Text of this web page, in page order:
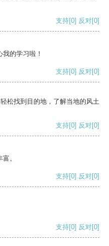
支持[0] 反对[0]
的学习啦！
支持[0] 反对[0]
松找到目的地，了解当地的风土
支持[0] 反对[0]
。
支持[0] 反对[0]
支持[0] 反对[0]